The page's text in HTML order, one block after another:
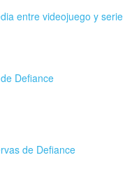
entre videojuego y serie
Defiance
de Defiance